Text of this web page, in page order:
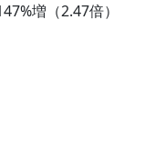
増（2.47倍）